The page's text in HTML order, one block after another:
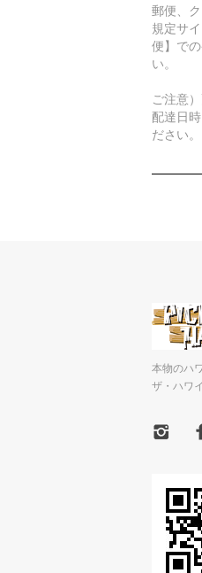
郵便、
規定サ
便】で
い。
ご注意
配達日
ださい。
本物のハ
ザ・ハワイ